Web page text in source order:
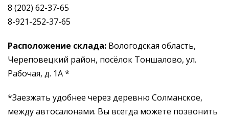
8 (202) 62-37-65
8-921-252-37-65
Расположение склада: Вологодская область,
Череповецкий район, посёлок Тоншалово, ул.
Рабочая, д. 1А *
*Заезжать удобнее через деревню Солманское,
между автосалонами. Вы всегда можете позвонить